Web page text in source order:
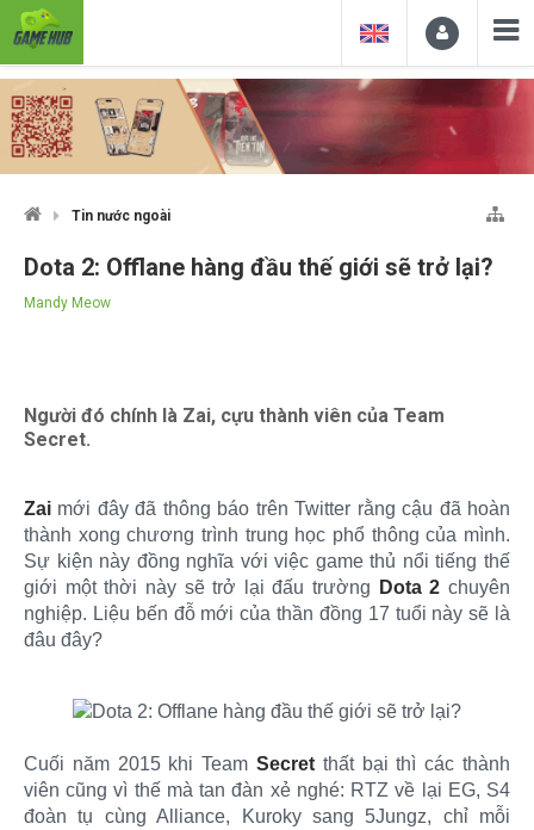
Tin nước ngoài
Dota 2: Offlane hàng đầu thế giới sẽ trở lại?
Mandy Meow
Người đó chính là Zai, cựu thành viên của Team
Secret.
Zai mới đây đã thông báo trên Twitter rằng cậu đã hoàn
thành xong chương trình trung học phổ thông của mình.
Sự kiện này đồng nghĩa với việc game thủ nổi tiếng thế
giới một thời này sẽ trở lại đấu trường
Dota 2 chuyên
nghiệp. Liệu bến đỗ mới của thần đồng 17 tuổi này sẽ là
đâu đây?
Cuối năm 2015 khi Team Secret thất bại thì các thành
viên cũng vì thế mà tan đàn xẻ nghé: RTZ về lại EG, S4
đoàn tụ cùng Alliance, Kuroky sang 5Jungz, chỉ mỗi